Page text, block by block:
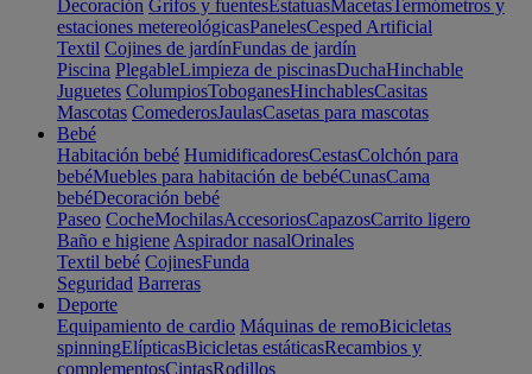
Decoración Grifos y fuentesEstatuasMacetasTermómetros y
estaciones metereológicasPanelesCesped Artificial
Textil Cojines de jardínFundas de jardín
Piscina PlegableLimpieza de piscinasDuchaHinchable
Juguetes ColumpiosToboganesHinchablesCasitas
Mascotas ComederosJaulasCasetas para mascotas
Bebé
Habitación bebé HumidificadoresCestasColchón para
bebéMuebles para habitación de bebéCunasCama
bebéDecoración bebé
Paseo CocheMochilasAccesoriosCapazosCarrito ligero
Baño e higiene Aspirador nasalOrinales
Textil bebé CojinesFunda
Seguridad Barreras
Deporte
Equipamiento de cardio Máquinas de remoBicicletas
spinningElípticasBicicletas estáticasRecambios y
complementosCintasRodillos